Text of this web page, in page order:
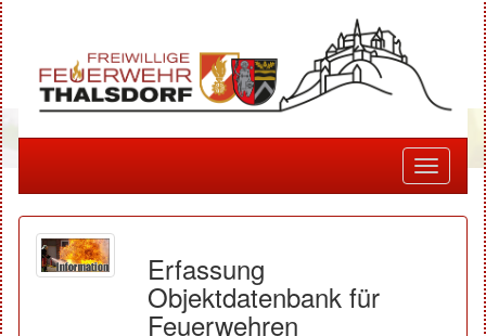
Toggle
Erfassung
Objektdatenbank für
Feuerwehren